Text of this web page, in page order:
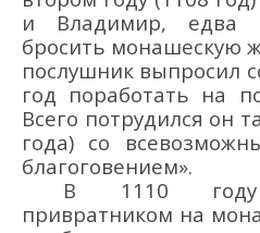
и Владимир, едва
бросить монашескую
послушник выпросил
год поработать на
Всего потрудился он
года) со
благоговением».
В 1110
привратником на